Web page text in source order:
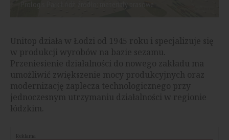
Unitop działa w Łodzi od 1945 roku i specjalizuje się
w produkcji wyrobów na bazie sezamu.
Przeniesienie działalności do nowego zakładu ma
umożliwić zwiększenie mocy produkcyjnych oraz
modernizację zaplecza technologicznego przy
jednoczesnym utrzymaniu działalności w regionie
łódzkim.
Reklama